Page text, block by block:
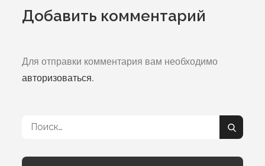
Добавить комментарий
Для отправки комментария вам необходимо
авторизоваться.
Поиск:
Поиск